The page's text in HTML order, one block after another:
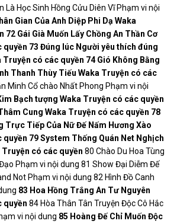
Là Học Sinh Hồng Cửu Diên Vĩ Phạm vi nội
Gian Của Anh Diệp Phi Dạ Waka
72 Gái Già Muốn Lấy Chồng An Thần Cơ
quyền 73 Đúng lúc Người yêu thích đúng
Truyện có các quyền 74 Gió Không Bằng
Thanh Thùy Tiếu Waka Truyện có các
Minh Cổ chào Nhất Phong Phạm vi nội
Bạch tượng Waka Truyện có các quyền
Cung Waka Truyện có các quyền 78
Trực Tiếp Của Nữ Đế Nấm Hương Xào
quyền 79 System Thống Quán Net Nghịch
Truyện có các quyền 80 Chào Du Hoa Tùng
Phạm vi nội dung 81 Show Đại Diễm Đế
Not Phạm vi nội dung 82 Hình Đồ Canh
83 Hoa Hồng Trắng An Tư Nguyên
quyền 84 Hòa Thân Tân Truyện Độc Cô Hắc
vi nội dung 85 Hoàng Đế Chỉ Muốn Độc